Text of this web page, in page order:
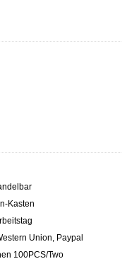
Kasten
Union, Paypal
100PCS/Two